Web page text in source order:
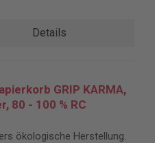
Details
GRIP KARMA,
80 - 100 % RC
ökologische Herstellung.